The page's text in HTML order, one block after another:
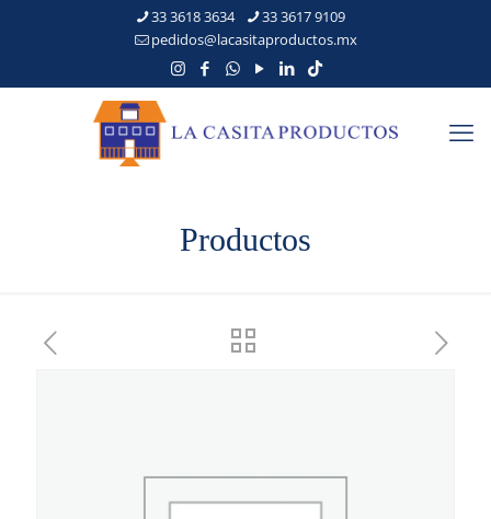
33 3618 3634
33 3617 9109
pedidos@lacasitaproductos.mx
Productos